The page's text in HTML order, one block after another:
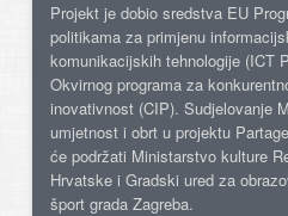
Projekt je dobio sredstva EU
politikama za primjenu
komunikacijskih tehnologije (ICT
Okvirnog programa za
inovativnost (CIP). Sudjelovanje
umjetnost i obrt u projektu
će podržati Ministarstvo kulture
Hrvatske i Gradski ured za
šport grada Zagreba.